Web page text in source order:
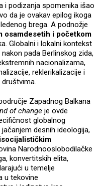
i podizanja spomenika išao
da je ovakav epilog ikoga
brega. A podnožje
osamdesetih i početkom
Globalni i lokalni kontekst
pada Berlinskog zida,
nacionalizama,
reklerikalizacije i
Zapadnog Balkana
of change je ovde
globalnog
desnih ideologija,
Narodnooslobodilačke
konvertitskih elita,
u temelje
u tekovine